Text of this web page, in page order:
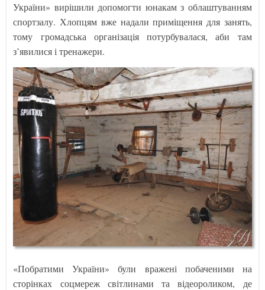
України» вирішили допомогти юнакам з облаштуванням
спортзалу. Хлопцям вже надали приміщення для занять,
тому громадська організація потурбувалася, аби там
з’явилися і тренажери.
«Побратими України» були вражені побаченими на
сторінках соцмереж світлинами та відеороликом, де